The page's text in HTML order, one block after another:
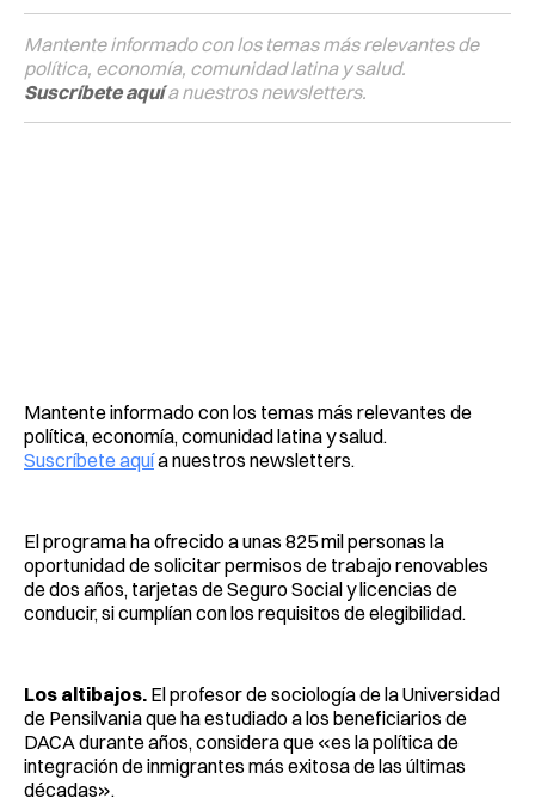
Mantente informado con los temas más relevantes de
política, economía, comunidad latina y salud.
Suscríbete aquía nuestros newsletters.
Mantente informado con los temas más relevantes de
política, economía, comunidad latina y salud.
Suscríbete aquía nuestros newsletters.
El programa ha ofrecido a unas 825 mil personas la
oportunidad de solicitar permisos de trabajo renovables
de dos años, tarjetas de Seguro Social y licencias de
conducir, si cumplían con los requisitos de elegibilidad.
Los altibajos. El profesor de sociología de la Universidad
de Pensilvania que ha estudiado a los beneficiarios de
DACA durante años, considera que «es la política de
integración de inmigrantes más exitosa de las últimas
décadas».